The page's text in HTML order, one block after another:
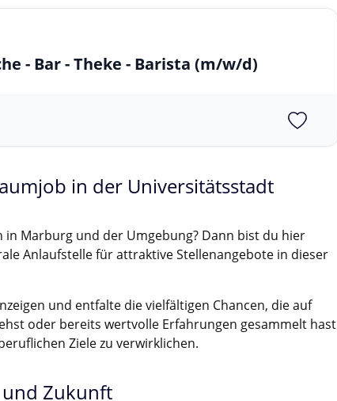
- Bar - Theke - Barista (m/w/d)
in der Universitätsstadt
Marburg und der Umgebung? Dann bist du hier
Anlaufstelle für attraktive Stellenangebote in dieser
und entfalte die vielfältigen Chancen, die auf
oder bereits wertvolle Erfahrungen gesammelt hast
Ziele zu verwirklichen.
und Zukunft